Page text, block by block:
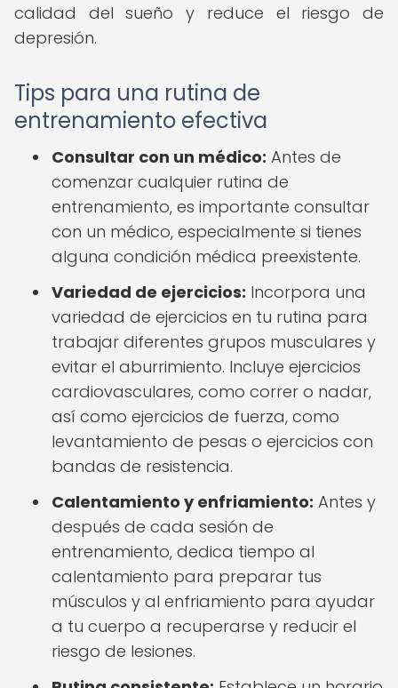
calidad del sueño y reduce el riesgo de
depresión.
Tips para una rutina de
entrenamiento efectiva
Consultar con un médico: Antes de
comenzar cualquier rutina de
entrenamiento, es importante consultar
con un médico, especialmente si tienes
alguna condición médica preexistente.
Variedad de ejercicios: Incorpora una
variedad de ejercicios en tu rutina para
trabajar diferentes grupos musculares y
evitar el aburrimiento. Incluye ejercicios
cardiovasculares, como correr o nadar,
así como ejercicios de fuerza, como
levantamiento de pesas o ejercicios con
bandas de resistencia.
Calentamiento y enfriamiento: Antes y
después de cada sesión de
entrenamiento, dedica tiempo al
calentamiento para preparar tus
músculos y al enfriamiento para ayudar
a tu cuerpo a recuperarse y reducir el
riesgo de lesiones.